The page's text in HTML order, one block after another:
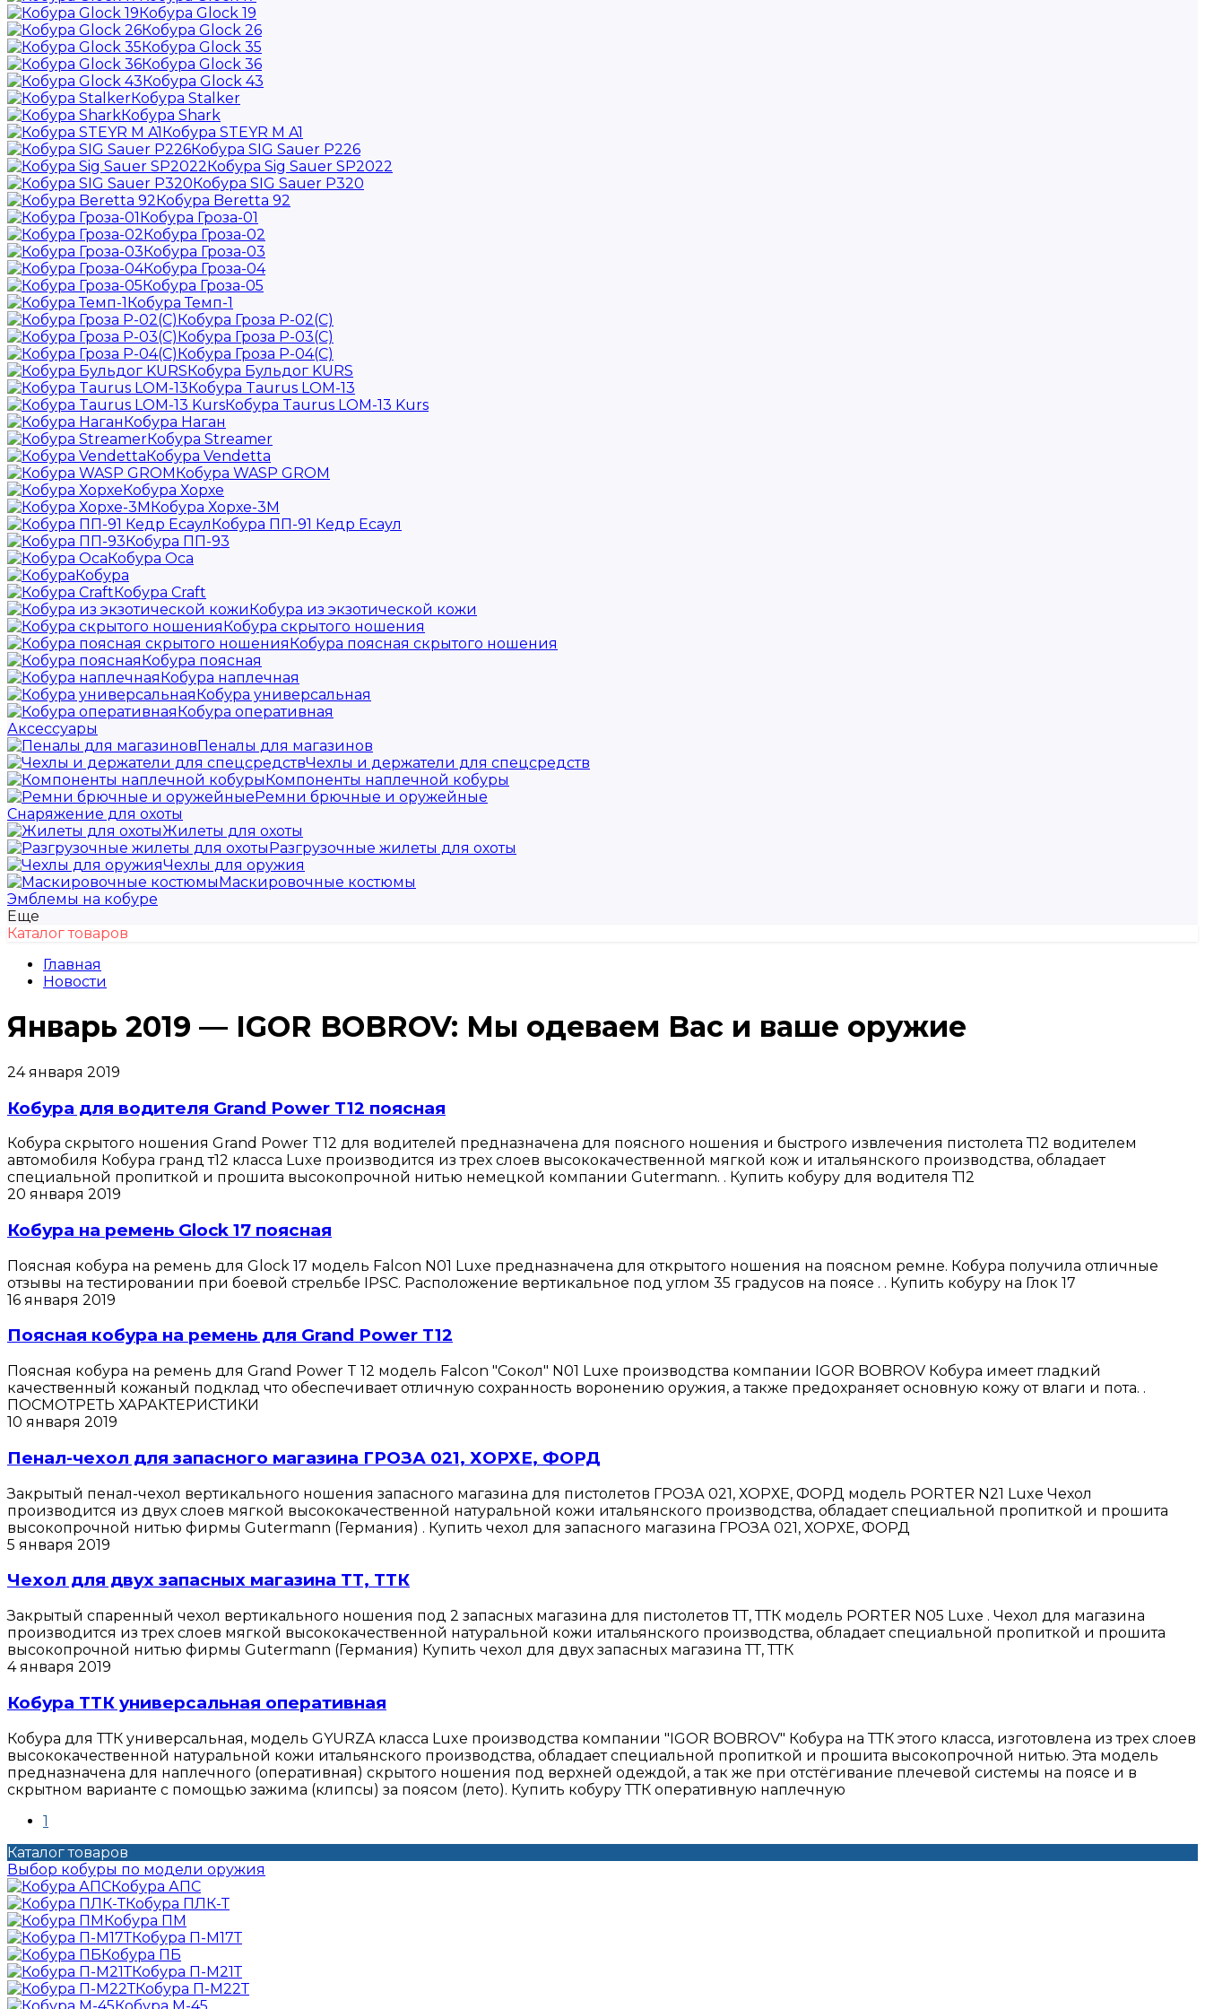
Кобура Glock 19
Кобура Glock 26
Кобура Glock 35
Кобура Glock 36
Кобура Glock 43
Кобура Stalker
Кобура Shark
Кобура STEYR M A1
Кобура SIG Sauer P226
Кобура Sig Sauer SP2022
Кобура SIG Sauer P320
Кобура Beretta 92
Кобура Гроза-01
Кобура Гроза-02
Кобура Гроза-03
Кобура Гроза-04
Кобура Гроза-05
Кобура Темп-1
Кобура Гроза Р-02(С)
Кобура Гроза Р-03(С)
Кобура Гроза Р-04(С)
Кобура Бульдог KURS
Кобура Taurus LOM-13
Кобура Taurus LOM-13 Kurs
Кобура Наган
Кобура Streamer
Кобура Vendetta
Кобура WASP GROM
Кобура Хорхе
Кобура Хорхе-3М
Кобура ПП-91 Кедр Есаул
Кобура ПП-93
Кобура Оса
Кобура
Кобура Craft
Кобура из экзотической кожи
Кобура скрытого ношения
Кобура поясная скрытого ношения
Кобура поясная
Кобура наплечная
Кобура универсальная
Кобура оперативная
Аксессуары
Пеналы для магазинов
Чехлы и держатели для спецсредств
Компоненты наплечной кобуры
Ремни брючные и оружейные
Снаряжение для охоты
Жилеты для охоты
Разгрузочные жилеты для охоты
Чехлы для оружия
Маскировочные костюмы
Эмблемы на кобуре
Еще
Каталог товаров
Главная
Новости
Январь 2019 — IGOR BOBROV: Мы одеваем Вас и ваше оружие
24 января 2019
Кобура для водителя Grand Power T12 поясная
Кобура скрытого ношения Grand Power T12 для водителей предназначена для поясного ношения и быстрого извлечения пистолета Т12 водителем
автомобиля Кобура гранд т12 класса Luxe производится из трех слоев высококачественной мягкой кож и итальянского производства, обладает
специальной пропиткой и прошита высокопрочной нитью немецкой компании Gutermann. . Купить кобуру для водителя Т12
20 января 2019
Кобура на ремень Glock 17 поясная
Поясная кобура на ремень для Glock 17 модель Falcon N01 Luxe предназначена для открытого ношения на поясном ремне. Кобура получила отличные
отзывы на тестировании при боевой стрельбе IPSC. Расположение вертикальное под углом 35 градусов на поясе . . Купить кобуру на Глок 17
16 января 2019
Поясная кобура на ремень для Grand Power T12
Поясная кобура на ремень для Grand Power T 12 модель Falcon "Сокол" N01 Luxe производства компании IGOR BOBROV Кобура имеет гладкий
качественный кожаный подклад что обеспечивает отличную сохранность воронению оружия, а также предохраняет основную кожу от влаги и пота. .
ПОСМОТРЕТЬ ХАРАКТЕРИСТИКИ
10 января 2019
Пенал-чехол для запасного магазина ГРОЗА 021, ХОРХЕ, ФОРД
Закрытый пенал-чехол вертикального ношения запасного магазина для пистолетов ГРОЗА 021, ХОРХЕ, ФОРД модель PORTER N21 Luxe Чехол
производится из двух слоев мягкой высококачественной натуральной кожи итальянского производства, обладает специальной пропиткой и прошита
высокопрочной нитью фирмы Gutermann (Германия) . Купить чехол для запасного магазина ГРОЗА 021, ХОРХЕ, ФОРД
5 января 2019
Чехол для двух запасных магазина ТТ, ТТК
Закрытый спаренный чехол вертикального ношения под 2 запасных магазина для пистолетов ТТ, ТТК модель PORTER N05 Luxe . Чехол для магазина
производится из трех слоев мягкой высококачественной натуральной кожи итальянского производства, обладает специальной пропиткой и прошита
высокопрочной нитью фирмы Gutermann (Германия) Купить чехол для двух запасных магазина ТТ, ТТК
4 января 2019
Кобура ТТК универсальная оперативная
Кобура для ТТК универсальная, модель GYURZA класса Luxe производства компании "IGOR BOBROV" Кобура на ТТК этого класса, изготовлена из трех слоев
высококачественной натуральной кожи итальянского производства, обладает специальной пропиткой и прошита высокопрочной нитью. Эта модель
предназначена для наплечного (оперативная) скрытого ношения под верхней одеждой, а так же при отстёгивание плечевой системы на поясе и в
скрытном варианте с помощью зажима (клипсы) за поясом (лето). Купить кобуру ТТК оперативную наплечную
1
Каталог товаров
Выбор кобуры по модели оружия
Кобура АПС
Кобура ПЛК-Т
Кобура ПМ
Кобура П-М17Т
Кобура ПБ
Кобура П-М21Т
Кобура П-М22Т
Кобура М-45